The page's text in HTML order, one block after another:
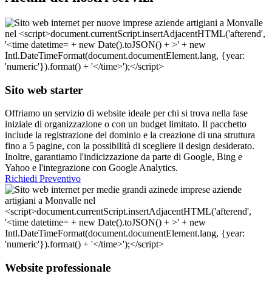
Sito web starter
Offriamo un servizio di website ideale per chi si trova nella fase
iniziale di organizzazione o con un budget limitato. Il pacchetto
include la registrazione del dominio e la creazione di una struttura
fino a 5 pagine, con la possibilità di scegliere il design desiderato.
Inoltre, garantiamo l'indicizzazione da parte di Google, Bing e
Yahoo e l'integrazione con Google Analytics.
Richiedi Preventivo
Website professionale